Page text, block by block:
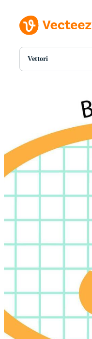
Vettori
Tutte Immagini
Vettori
Motion graphics
Eventi Editoriali